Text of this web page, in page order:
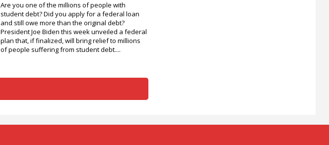
Are you one of the millions of people with
student debt? Did you apply for a federal loan
and still owe more than the original debt?
President Joe Biden this week unveiled a federal
plan that, if finalized, will bring relief to millions
of people suffering from student debt....